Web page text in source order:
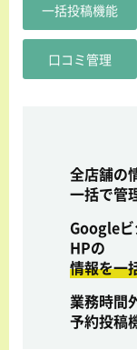
一括投稿機能
口コミ管理
全店舗の
一括で管
Google
HPの
情報を一
業務時間
予約投稿